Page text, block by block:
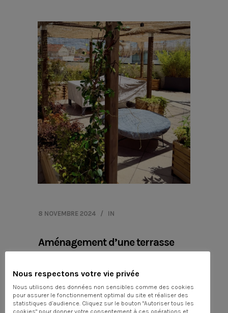
8 NOVEMBRE 2024 IN
Aménagement d’une terrasse
rooftop à Villeurbanne
Nous respectons votre vie privée
Nous utilisons des données non sensibles comme des cookies
pour assurer le fonctionnement optimal du site et réaliser des
statistiques d’audience. Cliquez sur le bouton "Autoriser tous les